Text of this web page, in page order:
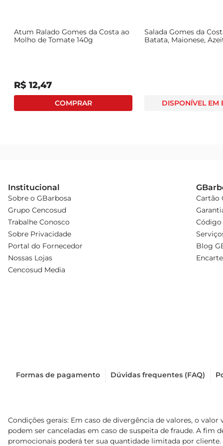
Atum Ralado Gomes da Costa ao
Molho de Tomate 140g
R$ 12,47
Salada Gomes da
Batata, Maionese,
DISPONÍVEL EM
Institucional
Sobre o GBarbosa
Grupo Cencosud
Trabalhe Conosco
Sobre Privacidade
Portal do Fornecedor
Nossas Lojas
Cencosud Media
Cartão
Código
Blog
Formas de pagamento Dúvidas frequentes (FAQ)
Condições gerais: Em caso de divergência de valores, o
podem ser canceladas em caso de suspeita de fraude. A
promocionais poderá ter sua quantidade limitada por